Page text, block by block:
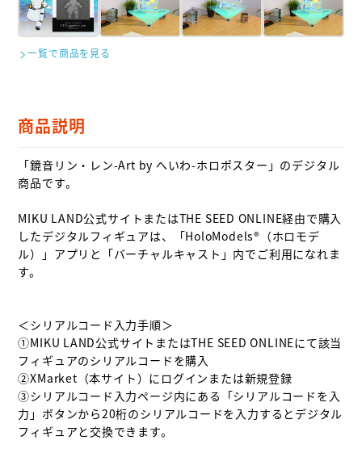
一覧で商品を見る
商品説明
「鏡音リン・レン-Art by へいわ-ホロポスター」のデジタル
商品です。
MIKU LAND公式サイトまたはTHE SEED ONLINE経由で購入
したデジタルフィギュアは、「HoloModels®︎（ホロモデ
ル）」アプリと「バーチャルキャスト」内でご利用になれま
す。
＜シリアルコード入力手順＞
①MIKU LAND公式サイトまたはTHE SEED ONLINEにて該当
フィギュアのシリアルコードを購入
②XMarket（本サイト）にログインまたは新規登録
③シリアルコード入力ページ内にある「シリアルコードを入
力」ボタンから20桁のシリアルコードを入力するとデジタル
フィギュアと交換できます。